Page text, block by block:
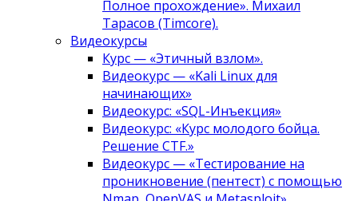
Полное прохождение». Михаил
Тарасов (Timcore).
Видеокурсы
Курс — «Этичный взлом».
Видеокурс — «Kali Linux для
начинающих»
Видеокурс: «SQL-Инъекция»
Видеокурс: «Курс молодого бойца.
Решение CTF.»
Видеокурс — «Тестирование на
проникновение (пентест) с помощью